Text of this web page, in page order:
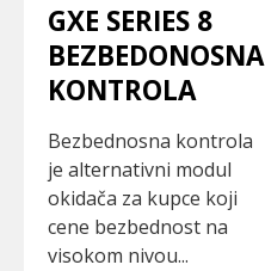
GXE SERIES 8
BEZBEDONOSNA
KONTROLA
Bezbednosna kontrola
je alternativni modul
okidača za kupce koji
cene bezbednost na
visokom nivou...